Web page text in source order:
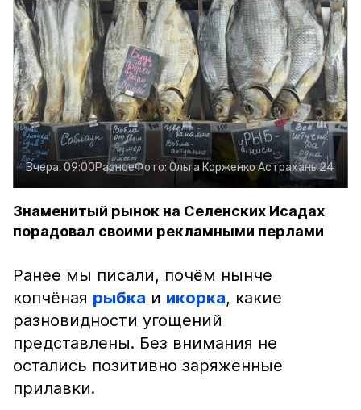
Вчера, 09:00РазноеФото: Ольга КорженкоАстрахань 24
Знаменитый рынок на Селенских Исадах
порадовал своими рекламными перлами
Ранее мы писали, почём нынче
копчёная рыбка и икорка, какие
разновидности угощений
представлены. Без внимания не
остались позитивно заряженные
прилавки.